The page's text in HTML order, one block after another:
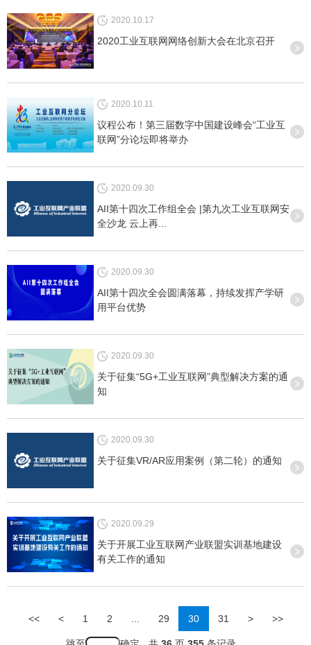
2020.10.17
2020工业互联网网络创新大会在北京召开
2020.10.11
议程公布！第三届数字中国建设峰会“工业互
联网”分论坛即将举办
2020.09.30
AII第十四次工作组全会 |第九次工业互联网安
全沙龙 云上再...
2020.09.30
AII第十四次全会圆满落幕，持续发挥产学研
用平台优势
2020.09.30
关于征集“5G+工业互联网”典型解决方案的通
知
2020.09.30
关于征集VR/AR应用案例（第二轮）的通知
2020.09.29
关于开展工业互联网产业联盟实训基地建设
有关工作的通知
<< < 1 2 29 30 31 > >>